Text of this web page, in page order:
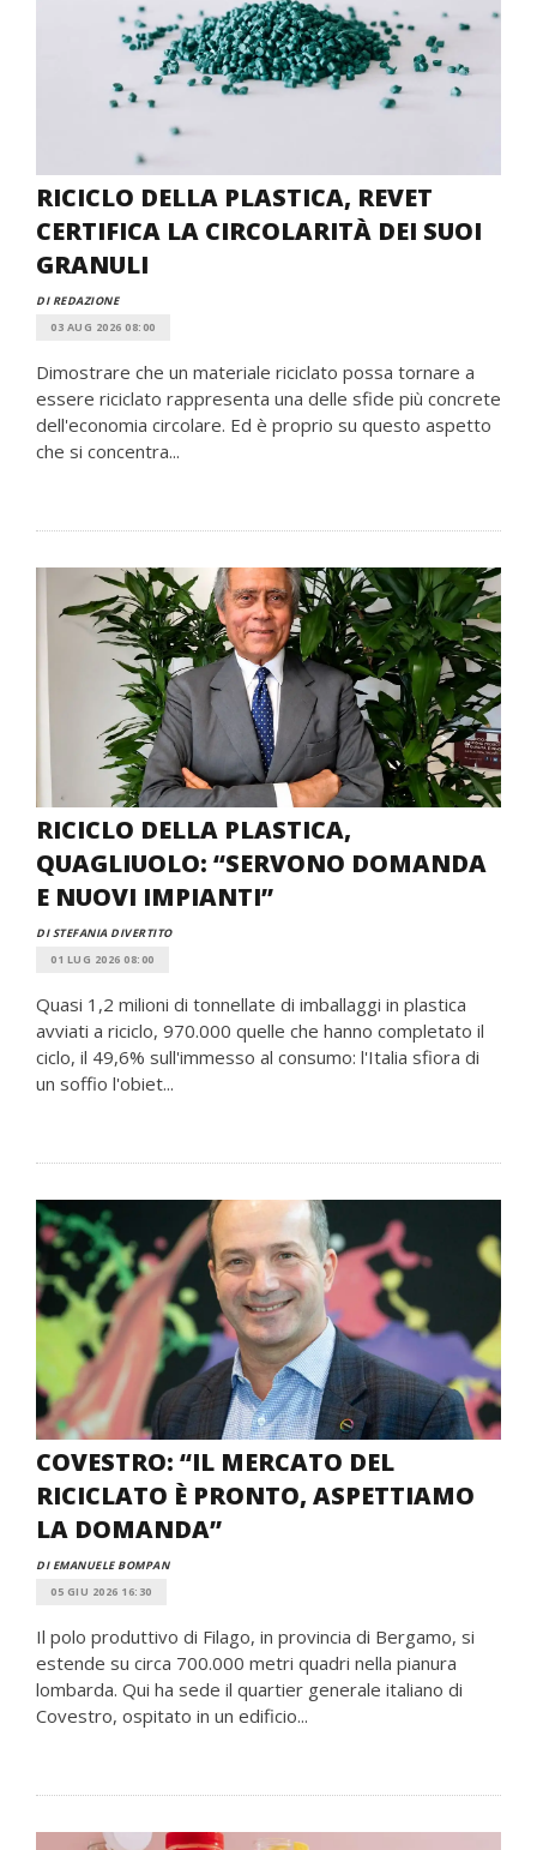
RICICLO DELLA PLASTICA, REVET
CERTIFICA LA CIRCOLARITÀ DEI SUOI
GRANULI
DI REDAZIONE
03 AUG 2026 08:00
Dimostrare che un materiale riciclato possa tornare a
essere riciclato rappresenta una delle sfide più concrete
dell'economia circolare. Ed è proprio su questo aspetto
che si concentra...
RICICLO DELLA PLASTICA,
QUAGLIUOLO: “SERVONO DOMANDA
E NUOVI IMPIANTI”
DI STEFANIA DIVERTITO
01 LUG 2026 08:00
Quasi 1,2 milioni di tonnellate di imballaggi in plastica
avviati a riciclo, 970.000 quelle che hanno completato il
ciclo, il 49,6% sull'immesso al consumo: l'Italia sfiora di
un soffio l'obiet...
COVESTRO: “IL MERCATO DEL
RICICLATO È PRONTO, ASPETTIAMO
LA DOMANDA”
DI EMANUELE BOMPAN
05 GIU 2026 16:30
Il polo produttivo di Filago, in provincia di Bergamo, si
estende su circa 700.000 metri quadri nella pianura
lombarda. Qui ha sede il quartier generale italiano di
Covestro, ospitato in un edificio...